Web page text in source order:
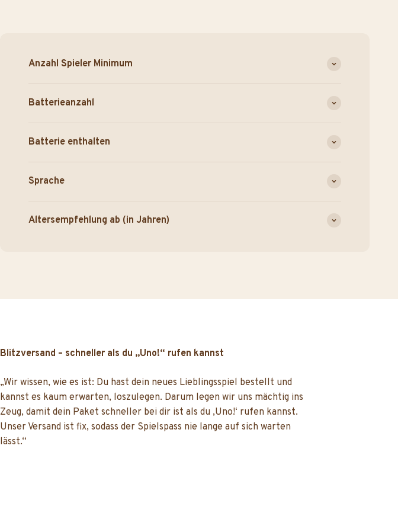
Anzahl Spieler Minimum
Batterieanzahl
Batterie enthalten
Sprache
Altersempfehlung ab (in Jahren)
Blitzversand – schneller als du „Uno!“ rufen kannst
„Wir wissen, wie es ist: Du hast dein neues Lieblingsspiel bestellt und
kannst es kaum erwarten, loszulegen. Darum legen wir uns mächtig ins
Zeug, damit dein Paket schneller bei dir ist als du ‚Uno!‘ rufen kannst.
Unser Versand ist fix, sodass der Spielspass nie lange auf sich warten
lässt.“